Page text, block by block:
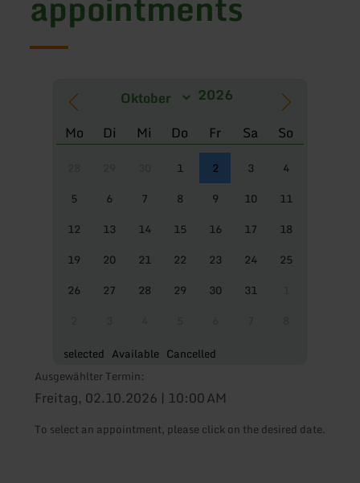
Mo Di Mi Do Fr Sa So
1 2 3
4
5
6 7 8 9 10
11
12
13 14 15 16 17
18
19
20 21 22 23 24
25
26
27 28 29 30 31
selected Available Cancelled
Ausgewählter Termin:
Freitag, 02.10.2026 | 10:00 AM
To select an appointment, please click on the desired date.